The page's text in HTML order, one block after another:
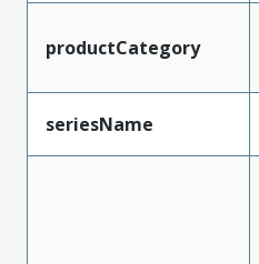
productCategory
seriesName